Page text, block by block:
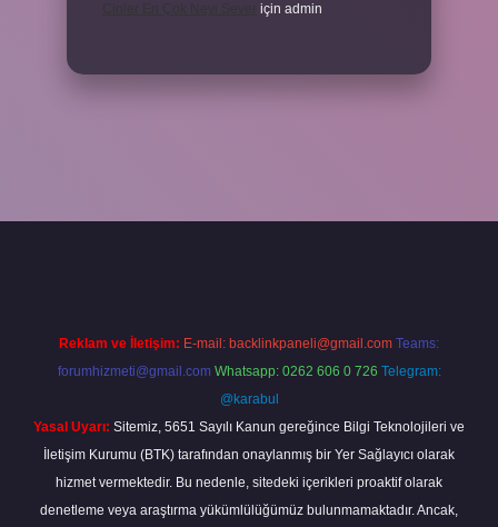
için admin
Reklam ve İletişim: E-mail: backlinkpaneli@gmail.com Teams:
forumhizmeti@gmail.com Whatsapp: 0262 606 0 726 Telegram:
@karabul
Yasal Uyarı: Sitemiz, 5651 Sayılı Kanun gereğince Bilgi Teknolojileri ve
İletişim Kurumu (BTK) tarafından onaylanmış bir Yer Sağlayıcı olarak
hizmet vermektedir. Bu nedenle, sitedeki içerikleri proaktif olarak
denetleme veya araştırma yükümlülüğümüz bulunmamaktadır. Ancak,